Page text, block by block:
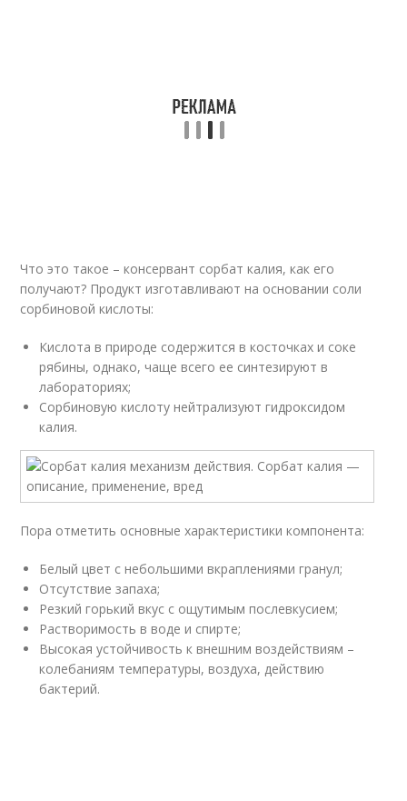
Что это такое – консервант сорбат калия, как его
получают? Продукт изготавливают на основании соли
сорбиновой кислоты:
Кислота в природе содержится в косточках и соке
рябины, однако, чаще всего ее синтезируют в
лабораториях;
Сорбиновую кислоту нейтрализуют гидроксидом
калия.
Пора отметить основные характеристики компонента:
Белый цвет с небольшими вкраплениями гранул;
Отсутствие запаха;
Резкий горький вкус с ощутимым послевкусием;
Растворимость в воде и спирте;
Высокая устойчивость к внешним воздействиям –
колебаниям температуры, воздуха, действию
бактерий.